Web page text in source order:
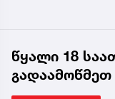
წყალი 18
გადაამოწმეთ